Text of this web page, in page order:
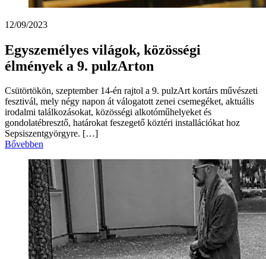
12/09/2023
Egyszemélyes világok, közösségi
élmények a 9. pulzArton
Csütörtökön, szeptember 14-én rajtol a 9. pulzArt kortárs művészeti
fesztivál, mely négy napon át válogatott zenei csemegéket, aktuális
irodalmi találkozásokat, közösségi alkotóműhelyeket és
gondolatébresztő, határokat feszegető köztéri installációkat hoz
Sepsiszentgyörgyre. […]
Bővebben